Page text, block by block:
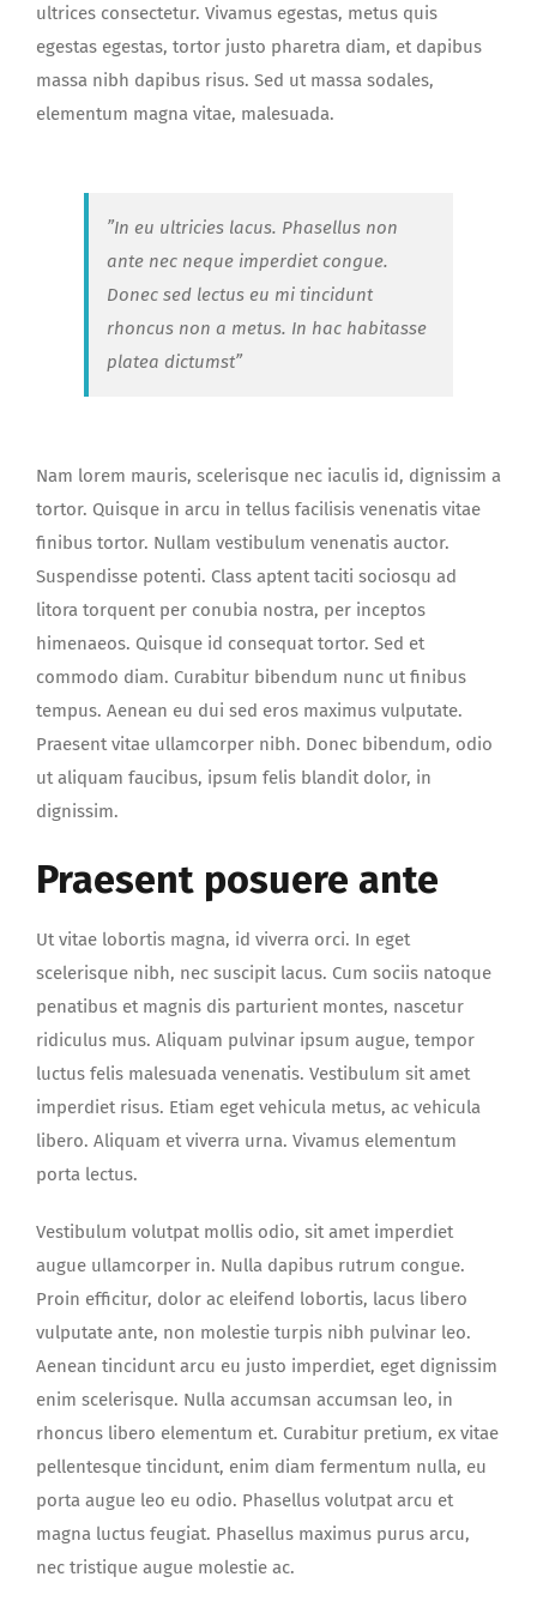
ultrices consectetur. Vivamus egestas, metus quis
egestas egestas, tortor justo pharetra diam, et dapibus
massa nibh dapibus risus. Sed ut massa sodales,
elementum magna vitae, malesuada.
”In eu ultricies lacus. Phasellus non
ante nec neque imperdiet congue.
Donec sed lectus eu mi tincidunt
rhoncus non a metus. In hac habitasse
platea dictumst”
Nam lorem mauris, scelerisque nec iaculis id, dignissim a
tortor. Quisque in arcu in tellus facilisis venenatis vitae
finibus tortor. Nullam vestibulum venenatis auctor.
Suspendisse potenti. Class aptent taciti sociosqu ad
litora torquent per conubia nostra, per inceptos
himenaeos. Quisque id consequat tortor. Sed et
commodo diam. Curabitur bibendum nunc ut finibus
tempus. Aenean eu dui sed eros maximus vulputate.
Praesent vitae ullamcorper nibh. Donec bibendum, odio
ut aliquam faucibus, ipsum felis blandit dolor, in
dignissim.
Praesent posuere ante
Ut vitae lobortis magna, id viverra orci. In eget
scelerisque nibh, nec suscipit lacus. Cum sociis natoque
penatibus et magnis dis parturient montes, nascetur
ridiculus mus. Aliquam pulvinar ipsum augue, tempor
luctus felis malesuada venenatis. Vestibulum sit amet
imperdiet risus. Etiam eget vehicula metus, ac vehicula
libero. Aliquam et viverra urna. Vivamus elementum
porta lectus.
Vestibulum volutpat mollis odio, sit amet imperdiet
augue ullamcorper in. Nulla dapibus rutrum congue.
Proin efficitur, dolor ac eleifend lobortis, lacus libero
vulputate ante, non molestie turpis nibh pulvinar leo.
Aenean tincidunt arcu eu justo imperdiet, eget dignissim
enim scelerisque. Nulla accumsan accumsan leo, in
rhoncus libero elementum et. Curabitur pretium, ex vitae
pellentesque tincidunt, enim diam fermentum nulla, eu
porta augue leo eu odio. Phasellus volutpat arcu et
magna luctus feugiat. Phasellus maximus purus arcu,
nec tristique augue molestie ac.